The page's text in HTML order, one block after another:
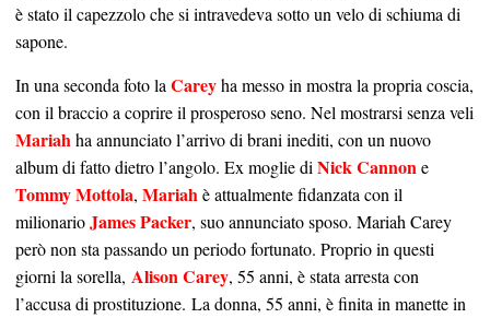
è stato il capezzolo che si intravedeva sotto un velo di schiuma di
sapone.
In una seconda foto laCareyha messo in mostra la propria coscia,
con il braccio a coprire il prosperoso seno. Nel mostrarsi senza veli
Mariahha annunciato l’arrivo di brani inediti, con un nuovo
album di fatto dietro l’angolo. Ex moglie diNick Cannone
Tommy Mottola, Mariahè attualmente fidanzata con il
milionarioJames Packer, suo annunciato sposo. Mariah Carey
però non sta passando un periodo fortunato. Proprio in questi
giorni la sorella, Alison Carey, 55 anni, è stata arresta con
l’accusa di prostituzione. La donna, 55 anni, è finita in manette in